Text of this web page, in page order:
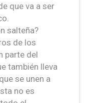
que va a ser
salteña?
de los
parte del
también lleva
se unen a
no es